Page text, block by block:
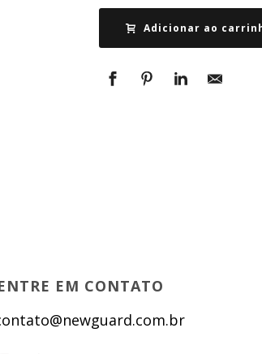
Adicionar ao
EM CONTATO